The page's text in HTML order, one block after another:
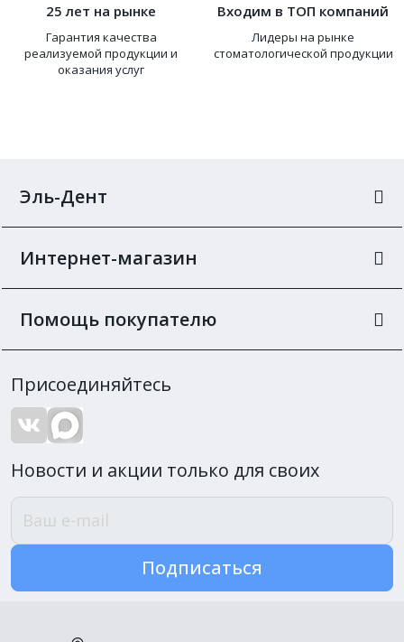
25 лет на рынке
Гарантия качества
реализуемой продукции и
оказания услуг
Входим в ТОП компаний
Лидеры на рынке
стоматологической продукции
Эль-Дент
Интернет-магазин
Помощь покупателю
Присоединяйтесь
Новости и акции только для своих
Подписаться